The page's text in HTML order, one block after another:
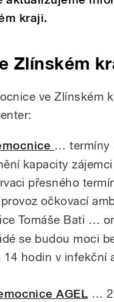
kraji.
Zlínském
ve Zlínském
… termíny
kapacity
přesného
očkovací
Tomáše Bati …
se budou moci
hodin v infekční
AGEL …